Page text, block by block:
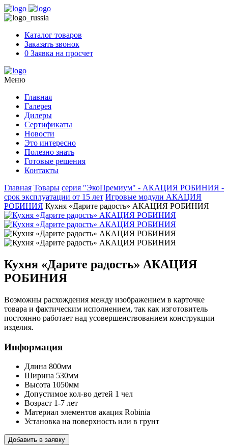
Skip
to
Каталог товаров
Заказать звонок
0 Заявка на просчет
Меню
Главная
Галерея
Дилеры
Сертификаты
Новости
Это интересно
Полезно знать
Готовые решения
Контакты
Главная Товары серия "ЭкоПремиум" - АКАЦИЯ РОБИНИЯ -
срок эксплуатации от 15 лет Игровые модули АКАЦИЯ
РОБИНИЯ Кухня «Дарите радость» АКАЦИЯ РОБИНИЯ
Кухня «Дарите радость» АКАЦИЯ
РОБИНИЯ
Возможны расхождения между изображением в карточке
товара и фактическим исполнением, так как изготовитель
постоянно работает над усовершенствованием конструкции
изделия.
Информация
Длина 800мм
Ширина 530мм
Высота 1050мм
Допустимое кол-во детей 1 чел
Возраст 1-7 лет
Материал элементов акация Robinia
Установка на поверхность или в грунт
Добавить в заявку